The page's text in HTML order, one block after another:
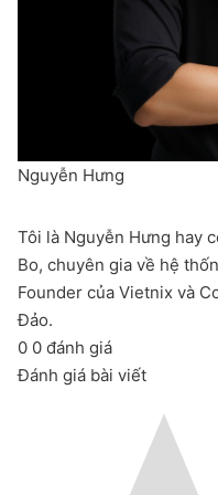
Nguyễn Hưng
Tôi là Nguyễn Hưng hay
Bo, chuyên gia về hệ
Founder của Vietnix và
Đảo.
0 0 đánh giá
Đánh giá bài viết